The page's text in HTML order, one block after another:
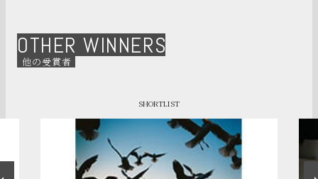
OTHER WINNERS
他の受賞者
SHORTLIST